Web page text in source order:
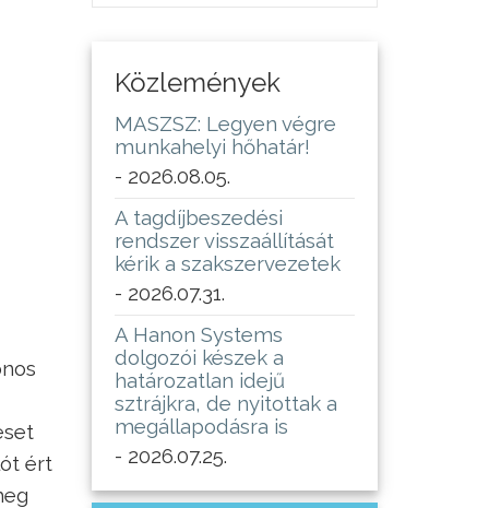
ért
Közlemények
MASZSZ: Legyen végre
munkahelyi hőhatár!
- 2026.08.05.
A tagdíjbeszedési
rendszer visszaállítását
kérik a szakszervezetek
- 2026.07.31.
A Hanon Systems
dolgozói készek a
határozatlan idejű
sztrájkra, de nyitottak a
megállapodásra is
- 2026.07.25.